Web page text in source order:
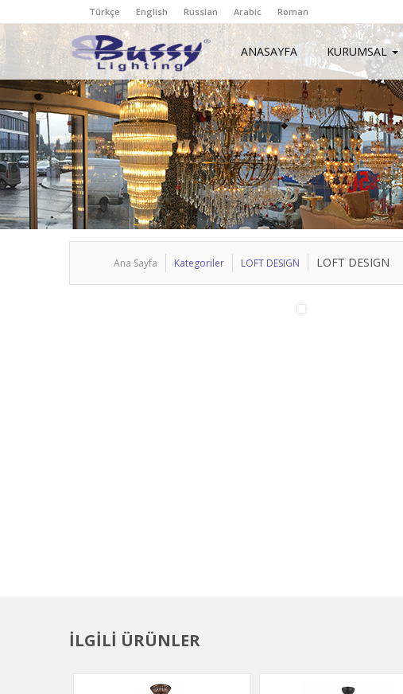
Türkçe English Russian Arabic Roman
ANASAYFA KURUMSAL
Ana Sayfa Kategoriler LOFT DESIGN LOFT DESIGN
İLGİLİ ÜRÜNLER